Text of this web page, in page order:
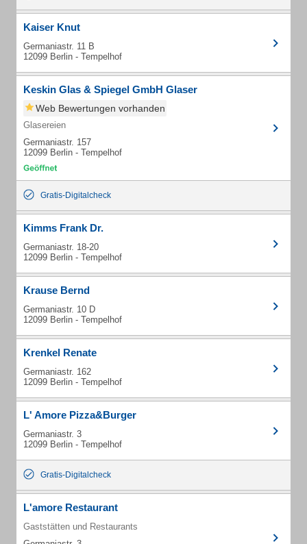
Kaiser Knut
Germaniastr. 11 B
12099 Berlin - Tempelhof
Keskin Glas & Spiegel GmbH Glaser
Web Bewertungen vorhanden
Glasereien
Germaniastr. 157
12099 Berlin - Tempelhof
Gratis-Digitalcheck
Kimms Frank Dr.
Germaniastr. 18-20
12099 Berlin - Tempelhof
Krause Bernd
Germaniastr. 10 D
12099 Berlin - Tempelhof
Krenkel Renate
Germaniastr. 162
12099 Berlin - Tempelhof
L' Amore Pizza&Burger
Germaniastr. 3
12099 Berlin - Tempelhof
Gratis-Digitalcheck
L'amore Restaurant
Gaststätten und Restaurants